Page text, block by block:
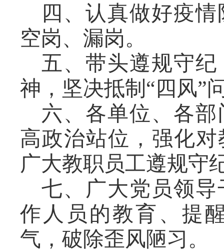
四、认真做好疫
空岗、漏岗。
五、带头遵规守
神，坚决抵制 “四风”
六、各单位、各
高政治站位，强化
广大教职员工遵规守
七、广大党员领
作人员的教育、提
气，破除歪风陋习。